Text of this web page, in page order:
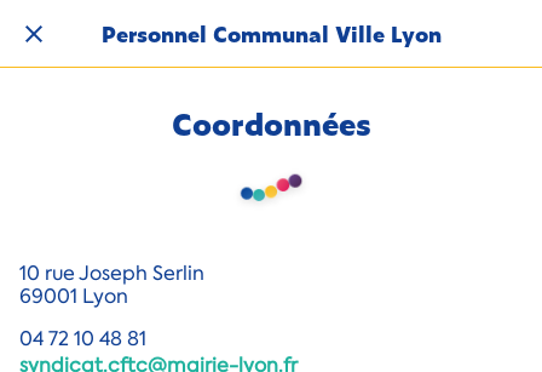
Personnel Communal Ville Lyon
Coordonnées
10 rue Joseph Serlin
69001 Lyon
04 72 10 48 81
syndicat.cftc@mairie-lyon.fr